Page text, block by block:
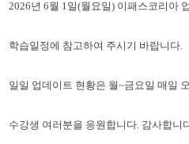
2026년 6월 1일(월요일) 이패스코리아
학습일정에 참고하여 주시기 바랍니다.
일일 업데이트 현황은 월~금요일 매일
수강생 여러분을 응원합니다. 감사합니